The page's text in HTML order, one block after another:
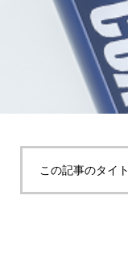
この記事のタイ